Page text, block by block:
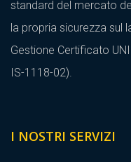
standard del mercato
la propria sicurezza sul
Gestione Certificato
IS-1118-02).
I NOSTRI SERVIZI